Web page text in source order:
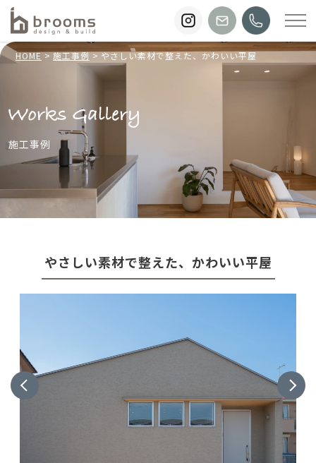
HOME 施工事例 やさしい素材で整えた、かわいい平屋
施工事例
やさしい素材で整えた、かわいい平屋